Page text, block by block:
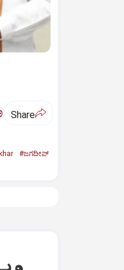
Share
#ಜಗದೀಪ್‌